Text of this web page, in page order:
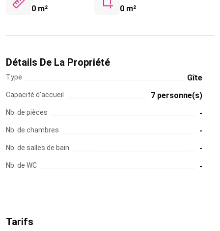
0 m² 0 m²
Détails De La Propriété
Type Gîte
Capacité d'accueil 7 personne(s)
Nb. de pièces -
Nb. de chambres -
Nb. de salles de bain -
Nb. de WC -
Tarifs